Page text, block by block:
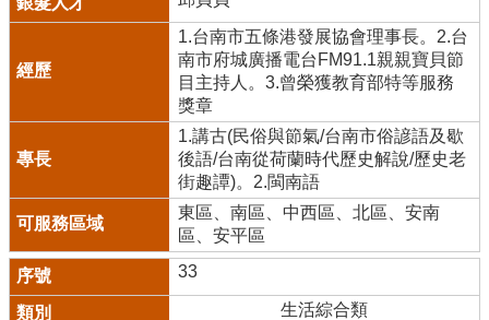
1.台南市五條港發展協會理事長。2.台
南市府城廣播電台FM91.1親親寶貝節
目主持人。3.曾榮獲教育部特等服務
獎章
1.講古(民俗與節氣/台南市俗諺語及歇
後語/台南從荷蘭時代歷史解說/歷史老
街趣譚)。2.閩南語
東區、南區、中西區、北區、安南
區、安平區
33
生活綜合類